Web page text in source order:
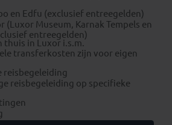
en Edfu (exclusief entreegelden)
(Luxor Museum, Karnak Tempels en
entreegelden)
thuis in Luxor i.s.m.
transferkosten zijn voor eigen
reisbegeleiding
reisbegeleiding op specifieke